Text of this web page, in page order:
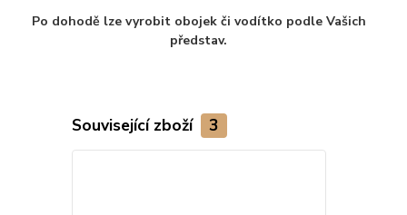
Po dohodě lze vyrobit obojek či vodítko podle Vašich
představ.
Související zboží 3